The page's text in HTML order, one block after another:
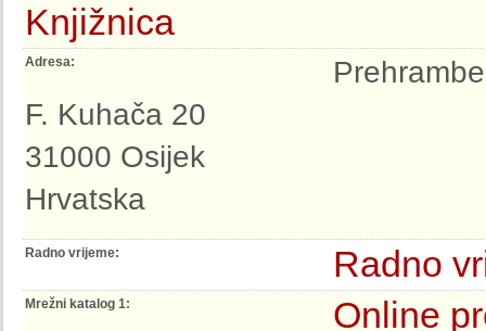
Knjižnica
Adresa:
F. Kuhača 20
31000 Osijek
Hrvatska
Radno vrijeme: Radno
Mrežni katalog 1: Online